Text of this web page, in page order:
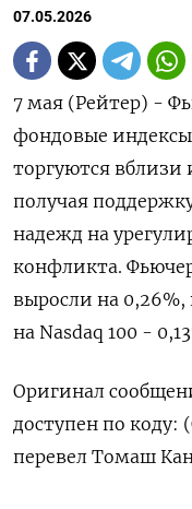
07.05.2026
7 мая (Рейтер) -
‌фондовые индексы
торгуются
‌получая
надежд на
конфликта.
выросли ‌на 0,26%,
на Nasdaq 100 -
Оригинал
доступен по
перевел Томаш